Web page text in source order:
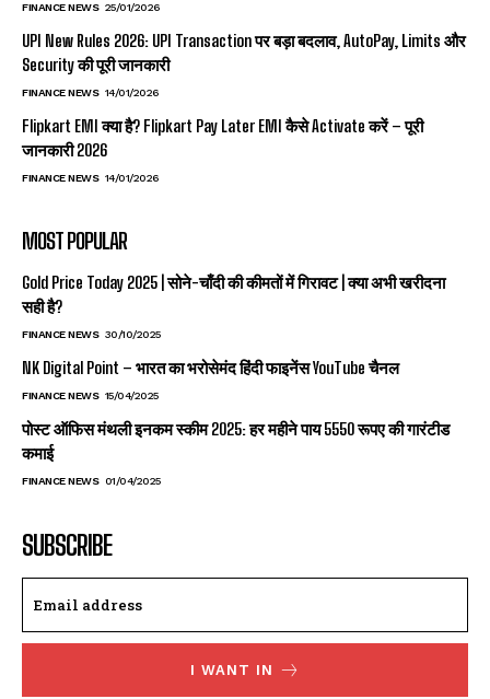
FINANCE NEWS 25/01/2026
UPI New Rules 2026: UPI Transaction पर बड़ा बदलाव, AutoPay, Limits और
Security की पूरी जानकारी
FINANCE NEWS 14/01/2026
Flipkart EMI क्या है? Flipkart Pay Later EMI कैसे Activate करें – पूरी
जानकारी 2026
FINANCE NEWS 14/01/2026
MOST POPULAR
Gold Price Today 2025 | सोने-चाँदी की कीमतों में गिरावट | क्या अभी खरीदना
सही है?
FINANCE NEWS 30/10/2025
NK Digital Point – भारत का भरोसेमंद हिंदी फाइनेंस YouTube चैनल
FINANCE NEWS 15/04/2025
पोस्ट ऑफिस मंथली इनकम स्कीम 2025: हर महीने पाय 5550 रूपए की गारंटीड
कमाई
FINANCE NEWS 01/04/2025
SUBSCRIBE
I WANT IN